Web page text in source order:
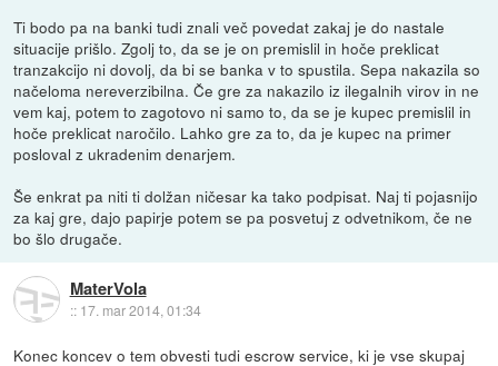
Ti bodo pa na banki tudi znali več povedat zakaj je do nastale
situacije prišlo. Zgolj to, da se je on premislil in hoče preklicat
tranzakcijo ni dovolj, da bi se banka v to spustila. Sepa nakazila so
načeloma nereverzibilna. Če gre za nakazilo iz ilegalnih virov in ne
vem kaj, potem to zagotovo ni samo to, da se je kupec premislil in
hoče preklicat naročilo. Lahko gre za to, da je kupec na primer
posloval z ukradenim denarjem.
Še enkrat pa niti ti dolžan ničesar ka tako podpisat. Naj ti pojasnijo
za kaj gre, dajo papirje potem se pa posvetuj z odvetnikom, če ne
bo šlo drugače.
MaterVola
:: 17. mar 2014, 01:34
Konec koncev o tem obvesti tudi escrow service, ki je vse skupaj